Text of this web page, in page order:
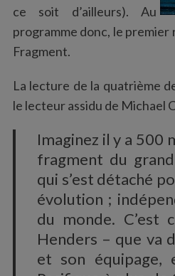
ce soit d’ailleurs). Au
programme donc, le premier
Fragment.
La lecture de la quatrième
le lecteur assidu de Michael
Imaginez il y a 500
fragment du
qui s’est détaché
évolution ;
du monde. C’est
Henders – que va
et son équipage,